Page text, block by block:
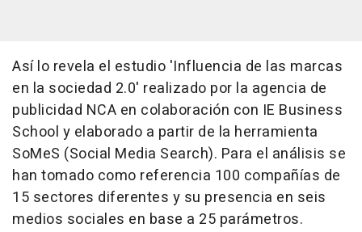
Así lo revela el estudio 'Influencia de las marcas
en la sociedad 2.0' realizado por la agencia de
publicidad NCA en colaboración con IE Business
School y elaborado a partir de la herramienta
SoMeS (Social Media Search). Para el análisis se
han tomado como referencia 100 compañías de
15 sectores diferentes y su presencia en seis
medios sociales en base a 25 parámetros.